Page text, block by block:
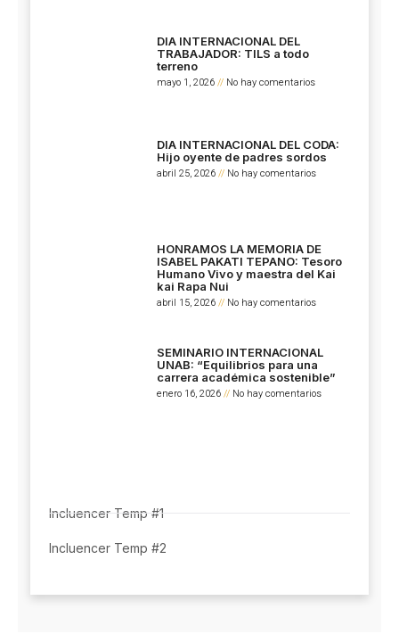
DIA INTERNACIONAL DEL
TRABAJADOR: TILS a todo
terreno
mayo 1, 2026 No hay comentarios
DIA INTERNACIONAL DEL CODA:
Hijo oyente de padres sordos
abril 25, 2026 No hay comentarios
HONRAMOS LA MEMORIA DE
ISABEL PAKATI TEPANO: Tesoro
Humano Vivo y maestra del Kai
kai Rapa Nui
abril 15, 2026 No hay comentarios
SEMINARIO INTERNACIONAL
UNAB: “Equilibrios para una
carrera académica sostenible”
enero 16, 2026 No hay comentarios
Incluencer Temp #1
Incluencer Temp #2